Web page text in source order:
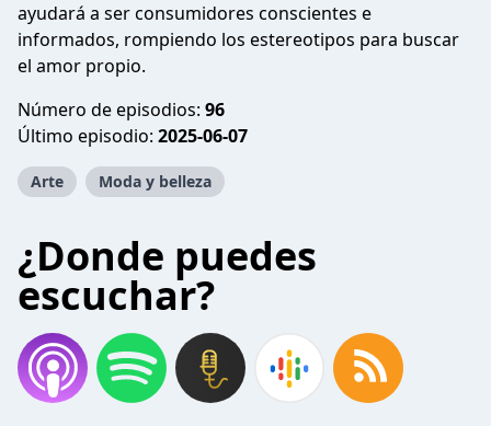
ayudará a ser consumidores conscientes e
informados, rompiendo los estereotipos para buscar
el amor propio.
Número de episodios: 96
Último episodio: 2025-06-07
Arte Moda y belleza
¿Donde puedes
escuchar?